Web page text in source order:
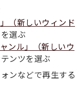
（新しいウィンド
選ぶ
ンル」（新しいウ
ンツを選ぶ
ンなどで再生する